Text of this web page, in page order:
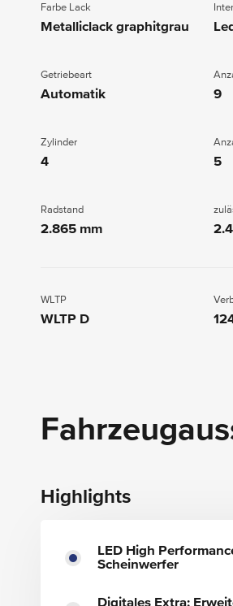
Farbe Lack
Metalliclack graphitgrau
Getriebeart
Automatik 9
Zylinder
4 5
Radstand
2.865 mm
WLTP
WLTP D
Highlights
LED High
Scheinwerfer
Digitales Extra: